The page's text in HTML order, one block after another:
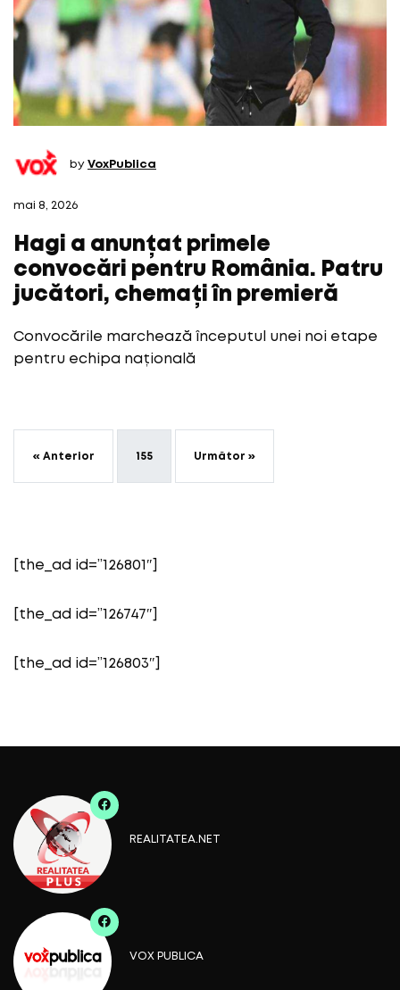
by VoxPublica
mai 8, 2026
Hagi a anunțat primele
convocări pentru România. Patru
jucători, chemați în premieră
Convocările marchează începutul unei noi etape
pentru echipa națională
« Anterior 155 Următor »
[the_ad id=”126801″]
[the_ad id=”126747″]
[the_ad id=”126803″]
REALITATEA.NET
VOX PUBLICA